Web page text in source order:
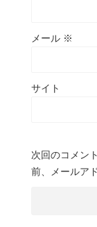
メール ※
サイト
次回のコメン
前、メールア